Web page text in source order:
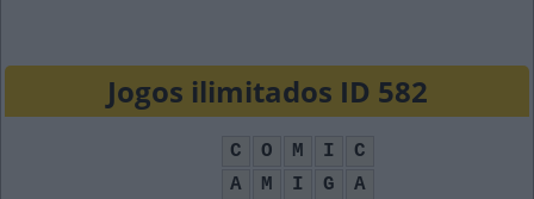
Jogos ilimitados ID 582
C O M I
C
A
M I G
A